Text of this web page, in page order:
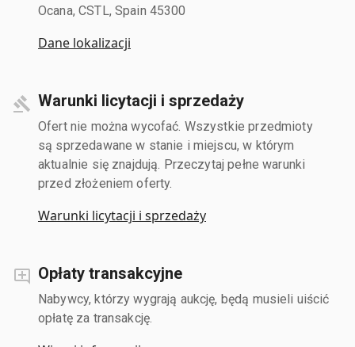
Ocana, CSTL, Spain 45300
Dane lokalizacji
Warunki licytacji i sprzedaży
Ofert nie można wycofać. Wszystkie przedmioty
są sprzedawane w stanie i miejscu, w którym
aktualnie się znajdują. Przeczytaj pełne warunki
przed złożeniem oferty.
Warunki licytacji i sprzedaży
Opłaty transakcyjne
Nabywcy, którzy wygrają aukcję, będą musieli uiścić
opłatę za transakcję.